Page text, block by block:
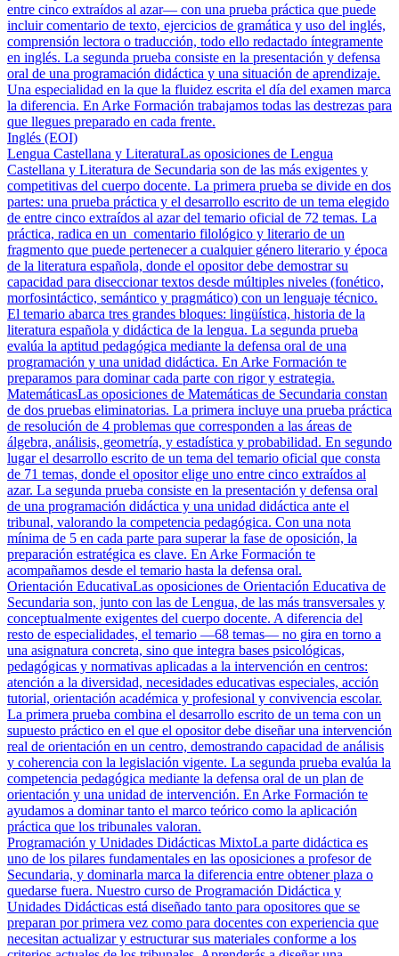
entre cinco extraídos al azar— con una prueba práctica que puede
incluir comentario de texto, ejercicios de gramática y uso del inglés,
comprensión lectora o traducción, todo ello redactado íntegramente
en inglés. La segunda prueba consiste en la presentación y defensa
oral de una programación didáctica y una situación de aprendizaje.
Una especialidad en la que la fluidez escrita el día del examen marca
la diferencia. En Arke Formación trabajamos todas las destrezas para
que llegues preparado en cada frente.
Inglés (EOI)
Lengua Castellana y LiteraturaLas oposiciones de Lengua
Castellana y Literatura de Secundaria son de las más exigentes y
competitivas del cuerpo docente. La primera prueba se divide en dos
partes: una prueba práctica y el desarrollo escrito de un tema elegido
de entre cinco extraídos al azar del temario oficial de 72 temas. La
práctica, radica en un comentario filológico y literario de un
fragmento que puede pertenecer a cualquier género literario y época
de la literatura española, donde el opositor debe demostrar su
capacidad para diseccionar textos desde múltiples niveles (fonético,
morfosintáctico, semántico y pragmático) con un lenguaje técnico.
El temario abarca tres grandes bloques: lingüística, historia de la
literatura española y didáctica de la lengua. La segunda prueba
evalúa la aptitud pedagógica mediante la defensa oral de una
programación y una unidad didáctica. En Arke Formación te
preparamos para dominar cada parte con rigor y estrategia.
MatemáticasLas oposiciones de Matemáticas de Secundaria constan
de dos pruebas eliminatorias. La primera incluye una prueba práctica
de resolución de 4 problemas que corresponden a las áreas de
álgebra, análisis, geometría, y estadística y probabilidad. En segundo
lugar el desarrollo escrito de un tema del temario oficial que consta
de 71 temas, donde el opositor elige uno entre cinco extraídos al
azar. La segunda prueba consiste en la presentación y defensa oral
de una programación didáctica y una unidad didáctica ante el
tribunal, valorando la competencia pedagógica. Con una nota
mínima de 5 en cada parte para superar la fase de oposición, la
preparación estratégica es clave. En Arke Formación te
acompañamos desde el temario hasta la defensa oral.
Orientación EducativaLas oposiciones de Orientación Educativa de
Secundaria son, junto con las de Lengua, de las más transversales y
conceptualmente exigentes del cuerpo docente. A diferencia del
resto de especialidades, el temario —68 temas— no gira en torno a
una asignatura concreta, sino que integra bases psicológicas,
pedagógicas y normativas aplicadas a la intervención en centros:
atención a la diversidad, necesidades educativas especiales, acción
tutorial, orientación académica y profesional y convivencia escolar.
La primera prueba combina el desarrollo escrito de un tema con un
supuesto práctico en el que el opositor debe diseñar una intervención
real de orientación en un centro, demostrando capacidad de análisis
y coherencia con la legislación vigente. La segunda prueba evalúa la
competencia pedagógica mediante la defensa oral de un plan de
orientación y una unidad de intervención. En Arke Formación te
ayudamos a dominar tanto el marco teórico como la aplicación
práctica que los tribunales valoran.
Programación y Unidades Didácticas MixtoLa parte didáctica es
uno de los pilares fundamentales en las oposiciones a profesor de
Secundaria, y dominarla marca la diferencia entre obtener plaza o
quedarse fuera. Nuestro curso de Programación Didáctica y
Unidades Didácticas está diseñado tanto para opositores que se
preparan por primera vez como para docentes con experiencia que
necesitan actualizar y estructurar sus materiales conforme a los